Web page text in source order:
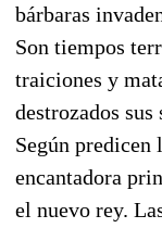
bárbaras
Son tiempos
traiciones y
destrozados sus
Según predicen
encantadora
el nuevo rey.